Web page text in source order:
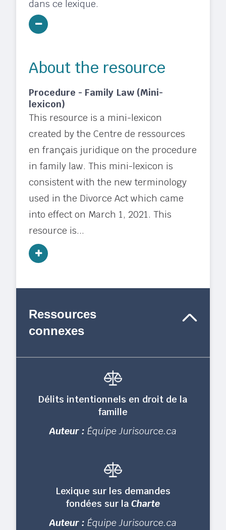
dans ce lexique.
About the resource
Procedure - Family Law (Mini-
lexicon)
This resource is a mini-lexicon
created by the Centre de ressources
en français juridique on the procedure
in family law. This mini-lexicon is
consistent with the new terminology
used in the Divorce Act which came
into effect on March 1, 2021. This
resource is...
Ressources
connexes
Délits intentionnels en droit de la
famille
Auteur : Équipe Jurisource.ca
Lexique sur les demandes
fondées sur laCharte
Auteur : Équipe Jurisource.ca